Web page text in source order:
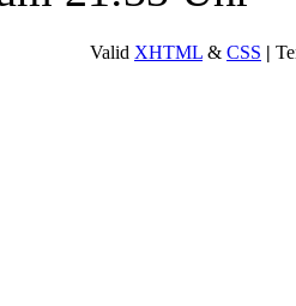
Valid XHTML & CSS |